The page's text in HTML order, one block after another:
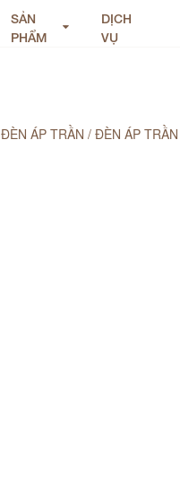
SẢN
PHẨM
DỊCH
VỤ
ĐÈN ÁP TRẦN / ĐÈN ÁP